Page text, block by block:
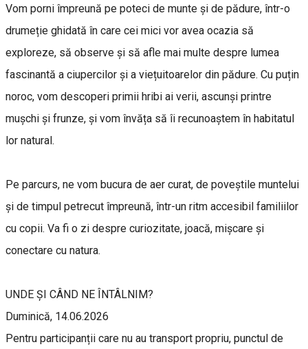
Vom porni împreună pe poteci de munte și de pădure, într-o
drumeție ghidată în care cei mici vor avea ocazia să
exploreze, să observe și să afle mai multe despre lumea
fascinantă a ciupercilor și a viețuitoarelor din pădure. Cu puțin
noroc, vom descoperi primii hribi ai verii, ascunși printre
mușchi și frunze, și vom învăța să îi recunoaștem în habitatul
lor natural.
Pe parcurs, ne vom bucura de aer curat, de poveștile muntelui
și de timpul petrecut împreună, într-un ritm accesibil familiilor
cu copii. Va fi o zi despre curiozitate, joacă, mișcare și
conectare cu natura.
UNDE ȘI CÂND NE ÎNTÂLNIM?
Duminică, 14.06.2026
Pentru participanții care nu au transport propriu, punctul de